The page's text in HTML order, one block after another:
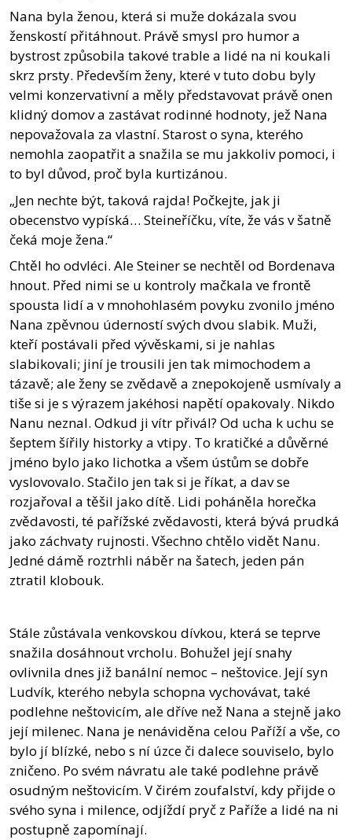
Nana byla ženou, která si muže dokázala svou
ženskostí přitáhnout. Právě smysl pro humor a
bystrost způsobila takové trable a lidé na ni koukali
skrz prsty. Především ženy, které v tuto dobu byly
velmi konzervativní a měly představovat právě onen
klidný domov a zastávat rodinné hodnoty, jež Nana
nepovažovala za vlastní. Starost o syna, kterého
nemohla zaopatřit a snažila se mu jakkoliv pomoci, i
to byl důvod, proč byla kurtizánou.
„Jen nechte být, taková rajda! Počkejte, jak ji
obecenstvo vypíská… Steineříčku, víte, že vás v šatně
čeká moje žena.“
Chtěl ho odvléci. Ale Steiner se nechtěl od Bordenava
hnout. Před nimi se u kontroly mačkala ve frontě
spousta lidí a v mnohohlasém povyku zvonilo jméno
Nana zpěvnou úderností svých dvou slabik. Muži,
kteří postávali před vývěskami, si je nahlas
slabikovali; jiní je trousili jen tak mimochodem a
tázavě; ale ženy se zvědavě a znepokojeně usmívaly a
tiše si je s výrazem jakéhosi napětí opakovaly. Nikdo
Nanu neznal. Odkud ji vítr přivál? Od ucha k uchu se
šeptem šířily historky a vtipy. To kratičké a důvěrné
jméno bylo jako lichotka a všem ústům se dobře
vyslovovalo. Stačilo jen tak si je říkat, a dav se
rozjařoval a těšil jako dítě. Lidi poháněla horečka
zvědavosti, té pařížské zvědavosti, která bývá prudká
jako záchvaty rujnosti. Všechno chtělo vidět Nanu.
Jedné dámě roztrhli náběr na šatech, jeden pán
ztratil klobouk.
Stále zůstávala venkovskou dívkou, která se teprve
snažila dosáhnout vrcholu. Bohužel její snahy
ovlivnila dnes již banální nemoc – neštovice. Její syn
Ludvík, kterého nebyla schopna vychovávat, také
podlehne neštovicím, ale dříve než Nana a stejně jako
její milenec. Nana je nenáviděna celou Paříží a vše, co
bylo jí blízké, nebo s ní úzce či dalece souviselo, bylo
zničeno. Po svém návratu ale také podlehne právě
osudným neštovicím. V čirém zoufalství, kdy přijde o
svého syna i milence, odjíždí pryč z Paříže a lidé na ni
postupně zapomínají.